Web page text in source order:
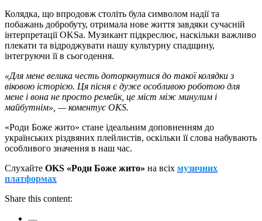
Колядка, що впродовж століть була символом надії та
побажань добробуту, отримала нове життя завдяки сучасній
інтерпретації OKSа. Музикант підкреслює, наскільки важливо
плекати та відроджувати нашу культурну спадщину,
інтегруючи її в сьогодення.
«Для мене велика честь доторкнутися до такої колядки з
віковою історією. Ця пісня є дуже особливою роботою для
мене і вона не просто ремейк, це міст між минулим і
майбутнім», — коментує OKS.
«Роди Боже жито» стане ідеальним доповненням до
українських різдвяних плейлистів, оскільки її слова набувають
особливого значення в наш час.
Слухайте OKS «Роди Боже жито» на всіх музичних
платформах
Share this content: